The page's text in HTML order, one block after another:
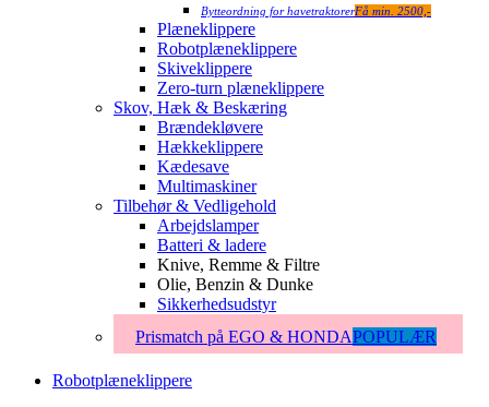
Bytteordning for havetraktorerFå min. 2500,-
Plæneklippere
Robotplæneklippere
Skiveklippere
Zero-turn plæneklippere
Skov, Hæk & Beskæring
Brændekløvere
Hækkeklippere
Kædesave
Multimaskiner
Tilbehør & Vedligehold
Arbejdslamper
Batteri & ladere
Knive, Remme & Filtre
Olie, Benzin & Dunke
Sikkerhedsudstyr
Prismatch på EGO & HONDAPOPULÆR
Robotplæneklippere